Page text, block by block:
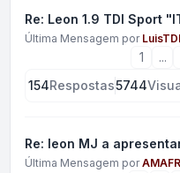
Re: Leon 1.9 TDI Sport
Última Mensagem por LuisTDI
1 ...
154Respostas5744
Re: leon MJ a
Última Mensagem porAMAFR